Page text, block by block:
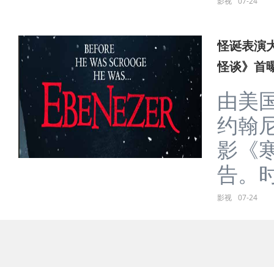
怪诞表演
怪谈》首
由美
约翰
影《
告。
影视 07-24